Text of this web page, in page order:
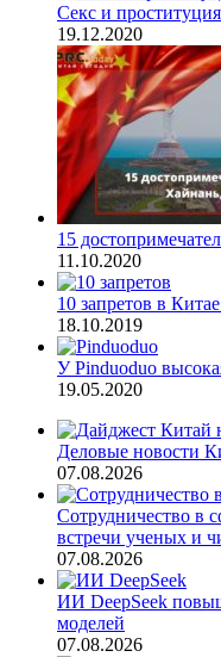
Секс и
19.12.2020
15
11.10.2020
10 запретов в
18.10.2019
У Pinduoduo
19.05.2020
Деловые новости
07.08.2026
Сотрудничество в
встречи ученых и
07.08.2026
ИИ DeepSeek
моделей
07.08.2026